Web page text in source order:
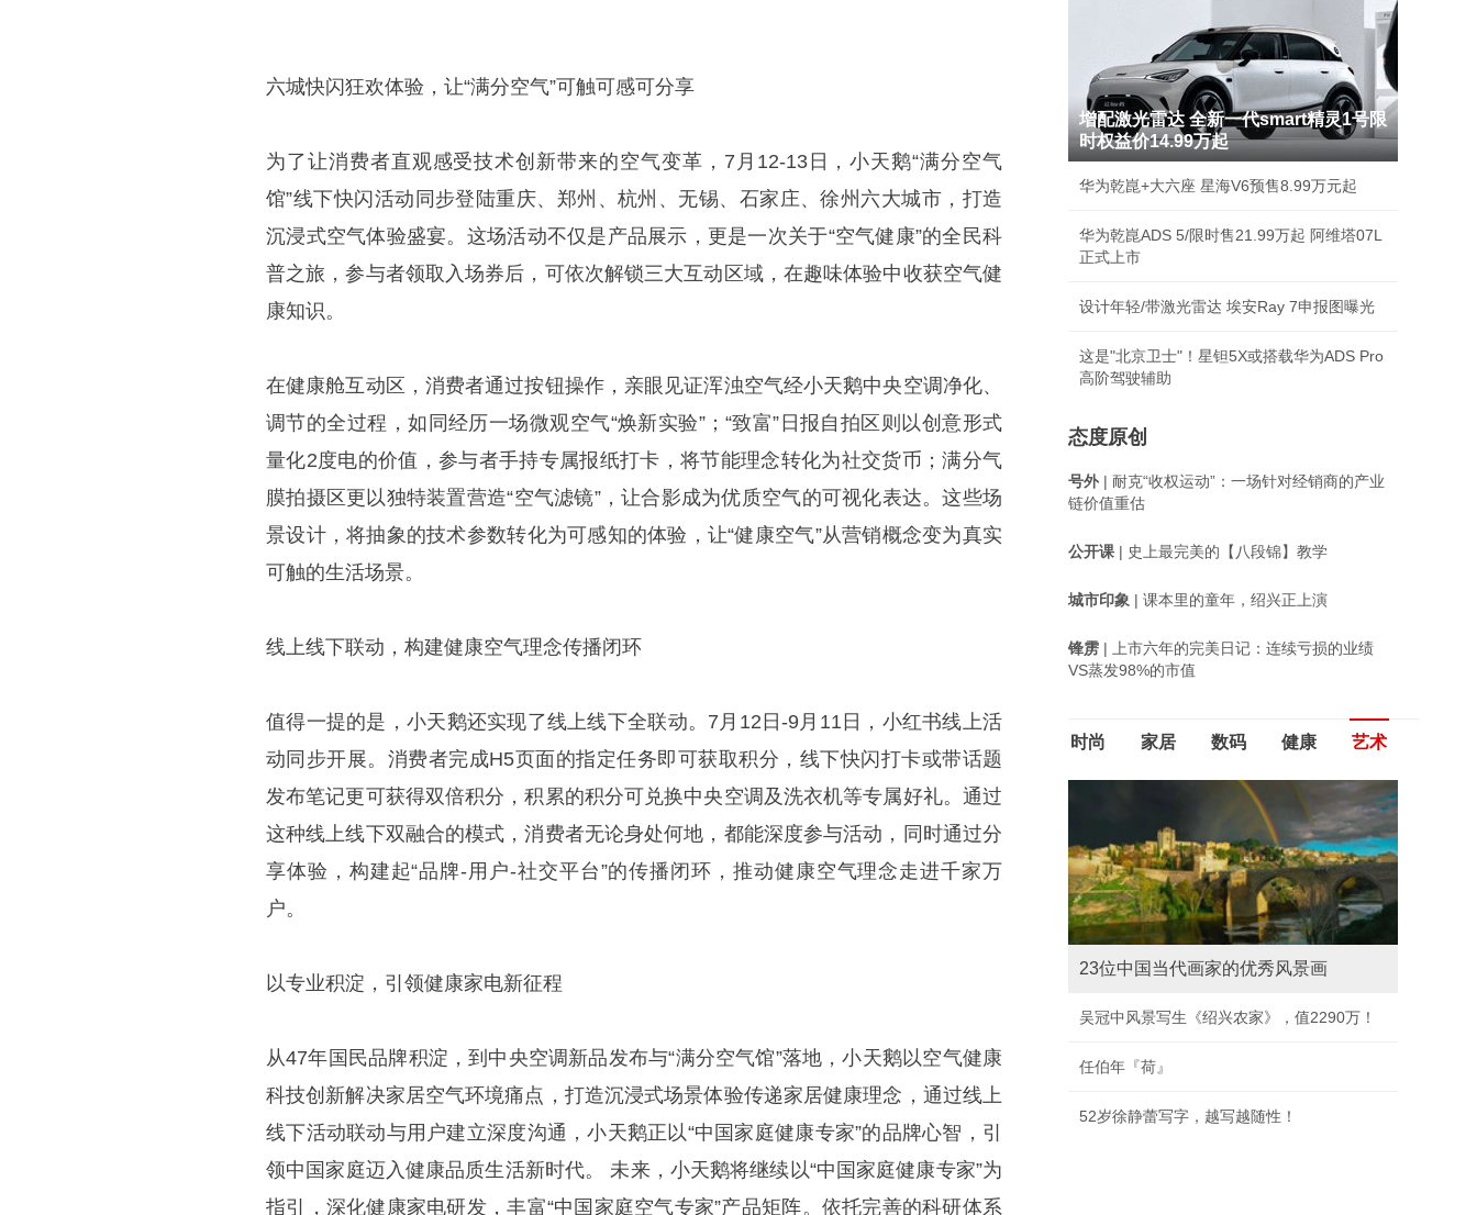
六城快闪狂欢体验，让“满分空气”可触可感可分享
为了让消费者直观感受技术创新带来的空气变革，7月12-13日，小天鹅“满分空气
馆”线下快闪活动同步登陆重庆、郑州、杭州、无锡、石家庄、徐州六大城市，打造
沉浸式空气体验盛宴。这场活动不仅是产品展示，更是一次关于“空气健康”的全民科
普之旅，参与者领取入场券后，可依次解锁三大互动区域，在趣味体验中收获空气健
康知识。
在健康舱互动区，消费者通过按钮操作，亲眼见证浑浊空气经小天鹅中央空调净化、
调节的全过程，如同经历一场微观空气“焕新实验”；“致富”日报自拍区则以创意形式
量化2度电的价值，参与者手持专属报纸打卡，将节能理念转化为社交货币；满分气
膜拍摄区更以独特装置营造“空气滤镜”，让合影成为优质空气的可视化表达。这些场
景设计，将抽象的技术参数转化为可感知的体验，让“健康空气”从营销概念变为真实
可触的生活场景。
线上线下联动，构建健康空气理念传播闭环
值得一提的是，小天鹅还实现了线上线下全联动。7月12日-9月11日，小红书线上活
动同步开展。消费者完成H5页面的指定任务即可获取积分，线下快闪打卡或带话题
发布笔记更可获得双倍积分，积累的积分可兑换中央空调及洗衣机等专属好礼。通过
这种线上线下双融合的模式，消费者无论身处何地，都能深度参与活动，同时通过分
享体验，构建起“品牌-用户-社交平台”的传播闭环，推动健康空气理念走进千家万
户。
以专业积淀，引领健康家电新征程
从47年国民品牌积淀，到中央空调新品发布与“满分空气馆”落地，小天鹅以空气健康
科技创新解决家居空气环境痛点，打造沉浸式场景体验传递家居健康理念，通过线上
线下活动联动与用户建立深度沟通，小天鹅正以“中国家庭健康专家”的品牌心智，引
领中国家庭迈入健康品质生活新时代。 未来，小天鹅将继续以“中国家庭健康专家”为
指引，深化健康家电研发，丰富“中国家庭空气专家”产品矩阵。依托完善的科研体系
增配激光雷达 全新一代smart精灵1号限
时权益价14.99万起
华为乾崑+大六座 星海V6预售8.99万元起
华为乾崑ADS 5/限时售21.99万起 阿维塔07L
正式上市
设计年轻/带激光雷达 埃安Ray 7申报图曝光
这是"北京卫士"！星钽5X或搭载华为ADS Pro
高阶驾驶辅助
态度原创
号外| 耐克“收权运动”：一场针对经销商的产业
链价值重估
公开课 | 史上最完美的【八段锦】教学
城市印象 | 课本里的童年，绍兴正上演
锋雳 | 上市六年的完美日记：连续亏损的业绩
VS蒸发98%的市值
时尚 家居 数码 健康 艺术
23位中国当代画家的优秀风景画
吴冠中风景写生《绍兴农家》，值2290万！
任伯年『荷』
52岁徐静蕾写字，越写越随性！